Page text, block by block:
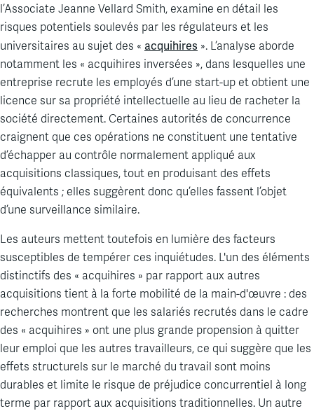
l’Associate Jeanne Vellard Smith, examine en détail les
risques potentiels soulevés par les régulateurs et les
universitaires au sujet des « acquihires ». L’analyse aborde
notamment les « acquihires inversées », dans lesquelles une
entreprise recrute les employés d’une start-up et obtient une
licence sur sa propriété intellectuelle au lieu de racheter la
société directement. Certaines autorités de concurrence
craignent que ces opérations ne constituent une tentative
d’échapper au contrôle normalement appliqué aux
acquisitions classiques, tout en produisant des effets
équivalents ; elles suggèrent donc qu’elles fassent l’objet
d’une surveillance similaire.
Les auteurs mettent toutefois en lumière des facteurs
susceptibles de tempérer ces inquiétudes. L'un des éléments
distinctifs des « acquihires » par rapport aux autres
acquisitions tient à la forte mobilité de la main-d'œuvre : des
recherches montrent que les salariés recrutés dans le cadre
des « acquihires » ont une plus grande propension à quitter
leur emploi que les autres travailleurs, ce qui suggère que les
effets structurels sur le marché du travail sont moins
durables et limite le risque de préjudice concurrentiel à long
terme par rapport aux acquisitions traditionnelles. Un autre